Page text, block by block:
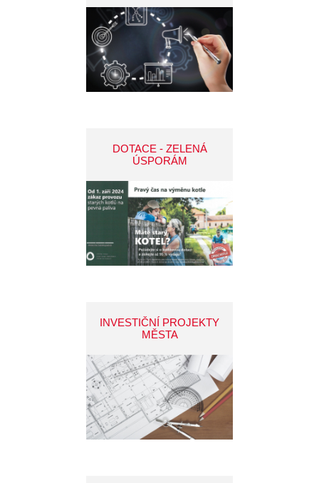
DOTACE - ZELENÁ
ÚSPORÁM
INVESTIČNÍ PROJEKTY
MĚSTA